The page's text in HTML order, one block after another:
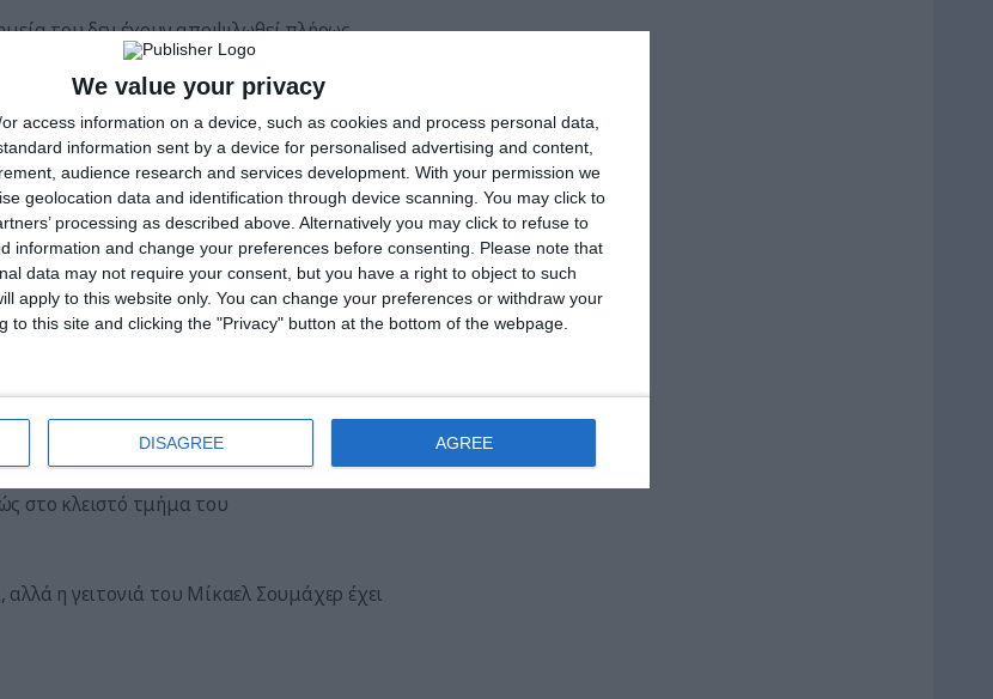
We value your privacy
access information on a device, such as cookies and process personal data,
information sent by a device for personalised advertising and content,
audience research and services development. With your permission we
geolocation data and identification through device scanning. You may click to
processing as described above. Alternatively you may click to refuse to
information and change your preferences before consenting.
Please note that
data may not require your consent, but you have a right to object to such
apply to this website only. You can change your preferences or withdraw your
to this site and clicking the "Privacy" button at the bottom of the webpage.
DISAGREE AGREE
του δεν έχουν αποψιλωθεί πλήρως.
να υπάρχουν, έχοντας τα
μεταξύ Kerpen και Duren μετατράπηκε
και καταλαμβάνει έκταση 620 μέτρων
από τη συνεχή επέκταση του υπαίθριου
στο κλειστό τμήμα του
η γειτονιά του Μίκαελ Σουμάχερ έχει